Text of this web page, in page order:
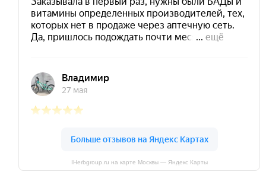
IHerbgroup.ru на карте Москвы — Яндекс Карты